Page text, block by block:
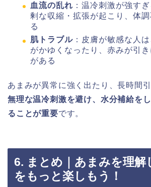
血流の乱れ ：温冷刺激が強す
剰な収縮・拡張が起こり、体
る
肌トラブル ：皮膚が敏感な人
がかゆくなったり、赤みが引
がある
あまみが異常に強く出たり、長時間
無理な温冷刺激を避け、水分補給を
ることが重要です。
6. まとめ｜あまみを理解
をもっと楽しもう！